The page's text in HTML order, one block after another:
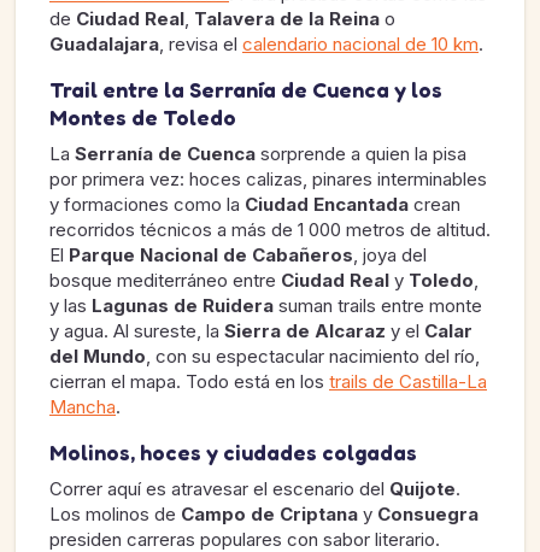
de Ciudad Real, Talavera de la Reina o
Guadalajara, revisa el calendario nacional de 10 km.
Trail entre la Serranía de Cuenca y los
Montes de Toledo
La Serranía de Cuenca sorprende a quien la pisa
por primera vez: hoces calizas, pinares interminables
y formaciones como la Ciudad Encantada crean
recorridos técnicos a más de 1 000 metros de altitud.
El Parque Nacional de Cabañeros, joya del
bosque mediterráneo entre Ciudad Real y Toledo,
y las Lagunas de Ruidera suman trails entre monte
y agua. Al sureste, la Sierra de Alcaraz y el Calar
del Mundo, con su espectacular nacimiento del río,
cierran el mapa. Todo está en los trails de Castilla-La
Mancha.
Molinos, hoces y ciudades colgadas
Correr aquí es atravesar el escenario del Quijote.
Los molinos de Campo de Criptana y Consuegra
presiden carreras populares con sabor literario.